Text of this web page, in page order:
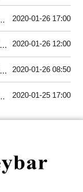
2020-01-26 17:00
2020-01-26 12:00
2020-01-26 08:50
2020-01-25 17:00